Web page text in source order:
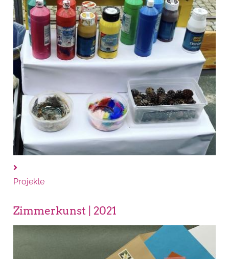
Projekte
Zimmerkunst | 2021